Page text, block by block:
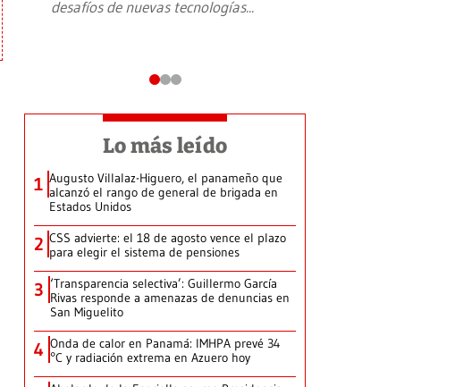
desafíos de nuevas tecnologías...
Lo más leído
1 Augusto Villalaz-Higuero, el panameño que
alcanzó el rango de general de brigada en
Estados Unidos
2 CSS advierte: el 18 de agosto vence el plazo
para elegir el sistema de pensiones
3 ‘Transparencia selectiva’: Guillermo García
Rivas responde a amenazas de denuncias en
San Miguelito
4 Onda de calor en Panamá: IMHPA prevé 34
°C y radiación extrema en Azuero hoy